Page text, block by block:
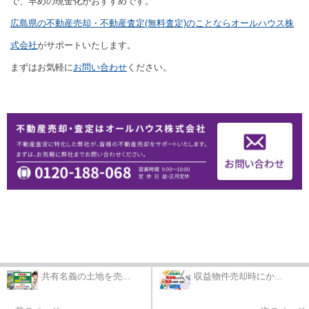
広島県の不動産売却・不動産査定(無料査定)のことならオールハウス株
式会社がサポートいたします。
まずはお気軽に お問い合わせ ください。
共有名義の土地を売... 収益物件売却時にか...